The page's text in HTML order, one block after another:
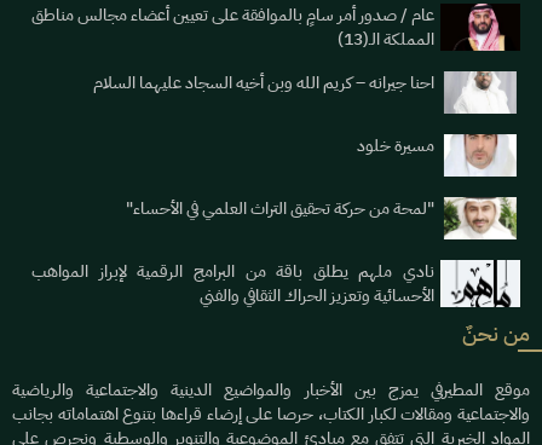
عام / صدور أمر سامٍ بالموافقة على تعيين أعضاء مجالس مناطق
المملكة الـ(13)
احنا جيرانه – كريم الله وبن أخيه السجاد عليهما السلام
مسيرة خلود
"لمحة من حركة تحقيق التراث العلمي في الأحساء"
نادي ملهم يطلق باقة من البرامج الرقمية لإبراز المواهب
الأحسائية وتعزيز الحراك الثقافي والفني
من نحنٌ
موقع المطيرفي يمزج بين الأخبار والمواضيع الدينية والاجتماعية والرياضية
والاجتماعية ومقالات لكبار الكتاب، حرصا على إرضاء قراءها بتنوع اهتماماته بجانب
المواد الخبرية التي تتفق مع مبادئ الموضوعية والتنوير والوسطية ونحرص على